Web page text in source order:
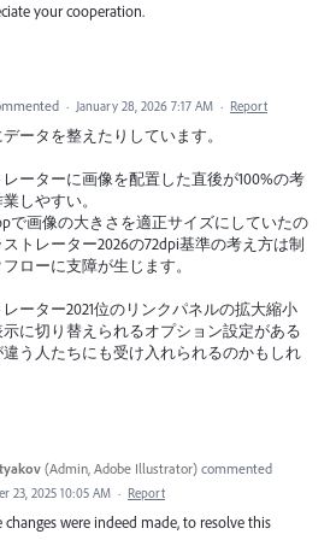
your cooperation.
· January 28, 2026 7:17 AM · Report
ータを整えたりしています。
ーターに画像を配置した直後が100%の考
しやすい。
で画像の大きさを適正サイズにしていたの
トレーター2026の72dpi基準の考え方は制
ローに支障が生じます。
ーター2021位のリンクパネルの拡大縮小
に切り替えられるオプション設定がある
違う人たちにも受け入れられるのかもしれ
(Admin, Adobe Illustrator) commented
23, 2025 10:05 AM · Report
changes were indeed made, to resolve this